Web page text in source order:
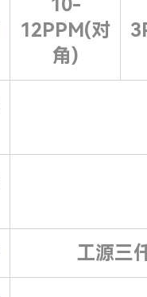
10-
12PPM(对
角)
工源三